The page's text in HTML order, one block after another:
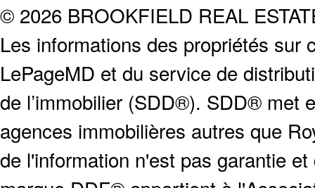
© 2026 BROOKFIELD REAL
Les informations des propriétés sur
LePageMD et du service de
de l’immobilier (SDD®). SDD® met
agences immobilières autres que
de l'information n'est pas garantie